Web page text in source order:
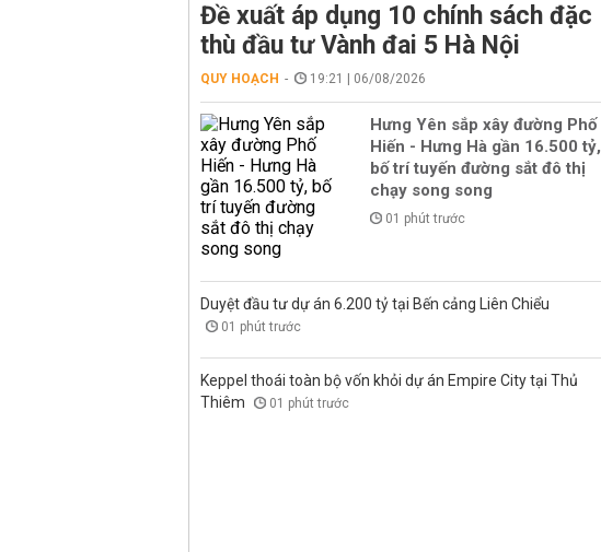
Đề xuất áp dụng 10 chính sách đặc
thù đầu tư Vành đai 5 Hà Nội
QUY HOẠCH 19:21 | 06/08/2026
Hưng Yên sắp xây đường Phố
Hiến - Hưng Hà gần 16.500 tỷ,
bố trí tuyến đường sắt đô thị
chạy song song
01 phút trước
Duyệt đầu tư dự án 6.200 tỷ tại Bến cảng Liên Chiểu
01 phút trước
Keppel thoái toàn bộ vốn khỏi dự án Empire City tại Thủ
Thiêm
01 phút trước